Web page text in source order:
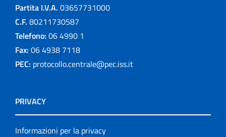
Partita I.V.A. 03657731000
C.F. 80211730587
Telefono: 06 4990 1
Fax: 06 4938 7118
PEC: protocollo.centrale@pec.iss.it
PRIVACY
Informazioni per la privacy